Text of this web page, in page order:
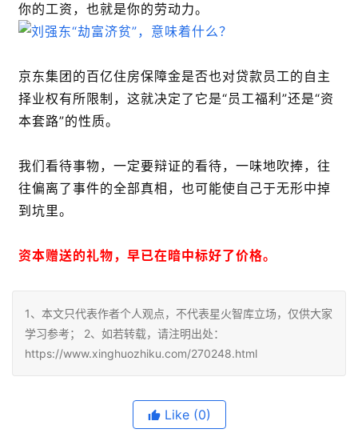
你的工资，也就是你的劳动力。
京东集团的百亿住房保障金是否也对贷款员工的自主
择业权有所限制，这就决定了它是“员工福利”还是“资
本套路”的性质。
我们看待事物，一定要辩证的看待，一味地吹捧，往
往偏离了事件的全部真相，也可能使自己于无形中掉
到坑里。
资本赠送的礼物，早已在暗中标好了价格。
1、本文只代表作者个人观点，不代表星火智库立场，仅供大家
学习参考； 2、如若转载，请注明出处：
https://www.xinghuozhiku.com/270248.html
Like (0)